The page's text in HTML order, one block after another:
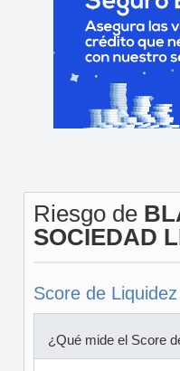
Riesgo de
SOCIEDAD
Score de Liquidez
¿Qué mide el Score